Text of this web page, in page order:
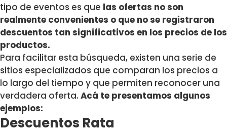
tipo de eventos es que las ofertas no son
realmente convenientes o que no se registraron
descuentos tan significativos en los precios de los
productos.
Para facilitar esta búsqueda, existen una serie de
sitios especializados que comparan los precios a
lo largo del tiempo y que permiten reconocer una
verdadera oferta. Acá te presentamos algunos
ejemplos:
Descuentos Rata